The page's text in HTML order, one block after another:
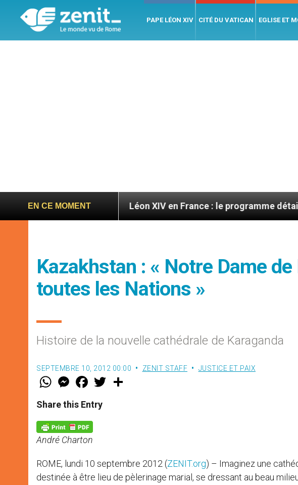
PAPE LÉON XIV CITÉ DU VATICAN EGLISE ET
EN CE MOMENTLéon XIV en France : le programme détaillé de sa
Kazakhstan : « Notre Dame
toutes les Nations »
Histoire de la nouvelle cathédrale de Karaganda
SEPTEMBRE 10, 2012 00:00 ZENIT STAFF JUSTICE ET PAIX
W
t
s
p
p
M
e
s
e
g
e
r
F
a
e
b
k
w
Share this Entry
André Charton
ROME, lundi 10 septembre 2012 (ZENIT.org) – Imaginez une
destinée à être lieu de pèlerinage marial, se dressant au beau